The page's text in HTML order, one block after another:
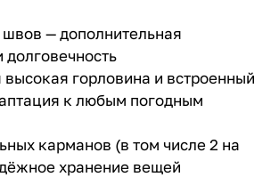
— дополнительная
долговечность
горловина и встроенный
к любым погодным
карманов (в том числе 2 на
хранение вещей